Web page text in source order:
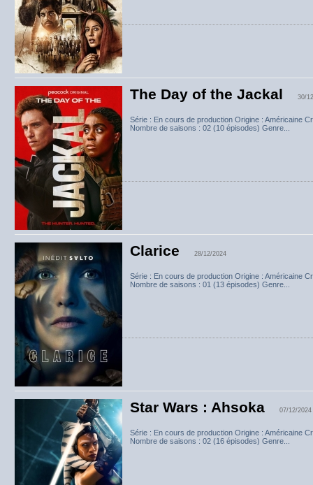
The Day of the Jackal 30/
Série : En cours de production Origine : Américaine
Nombre de saisons : 02 (10 épisodes) Genre...
Clarice 28/12/2024
Série : En cours de production Origine : Américaine
Nombre de saisons : 01 (13 épisodes) Genre...
Star Wars : Ahsoka 07/12/2024
Série : En cours de production Origine : Américaine
Nombre de saisons : 02 (16 épisodes) Genre...